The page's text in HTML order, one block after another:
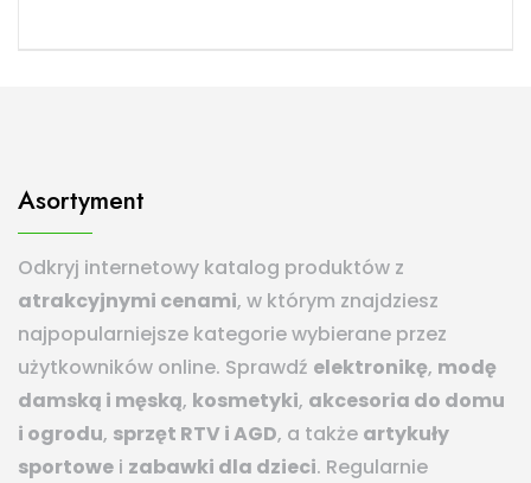
Asortyment
Odkryj internetowy katalog produktów z
atrakcyjnymi cenami, w którym znajdziesz
najpopularniejsze kategorie wybierane przez
użytkowników online. Sprawdź elektronikę, modę
damską i męską, kosmetyki, akcesoria do domu
i ogrodu, sprzęt RTV i AGD, a także artykuły
sportowe i zabawki dla dzieci. Regularnie